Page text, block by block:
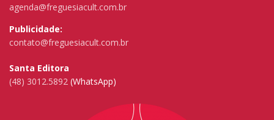
agenda@freguesiacult.com.br
Publicidade:
contato@freguesiacult.com.br
Santa Editora
(48) 3012.5892 (WhatsApp)